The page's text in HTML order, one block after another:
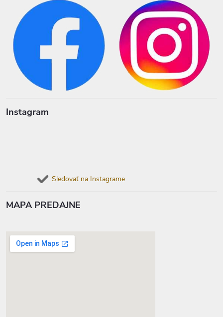
Instagram
Sledovať na Instagrame
MAPA PREDAJNE